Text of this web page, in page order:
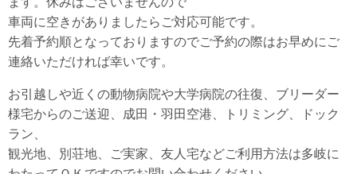
車両に空きがありましたらご対応可能です。
先着予約順となっておりますのでご予約の際はお早めにご
連絡いただければ幸いです。
お引越しや近くの動物病院や大学病院の往復、ブリーダー
様宅からのご送迎、成田・羽田空港、トリミング、ドック
ラン、
観光地、別荘地、ご実家、友人宅などご利用方法は多岐に